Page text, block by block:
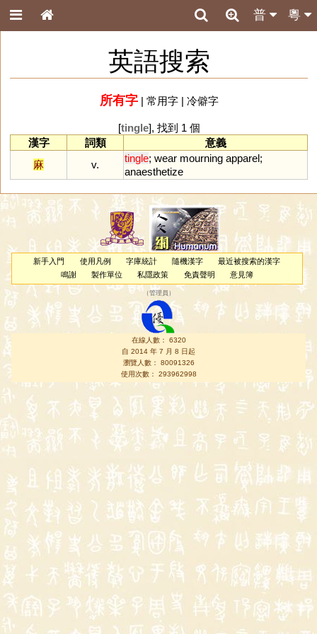
粵
普
英語搜索
所有字| 常用字| 冷僻字
[tingle], 找到 1 個
漢字
詞類
意義
麻
v.
tingle; wear mourning apparel;
anaesthetize
新手入門 使用凡例 字庫統計 隨機漢字
最近被搜索的漢字
鳴謝
製作單位 私隱政策 免責聲明 意見簿
（管理員 ）
在線人數： 6320
自 2014 年 7 月 8 日起
瀏覽人數： 80091326
使用次數： 293962998